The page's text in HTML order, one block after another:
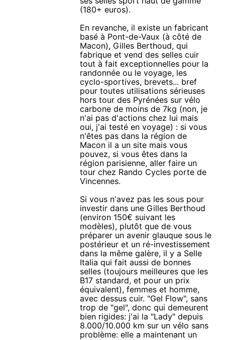
(180+ euros).
En revanche, il existe un fabricant
basé à Pont-de-Vaux (à côté de
Macon), Gilles Berthoud, qui
fabrique et vend des selles cuir
tout à fait exceptionnelles pour la
randonnée ou le voyage, les
cyclo-sportives, brevets... bref
pour toutes utilisations sérieuses
hors tour des Pyrénées sur vélo
carbone de moins de 7kg (non, je
n'ai pas d'actions chez lui mais
oui, j'ai testé en voyage) : si vous
n'êtes pas dans la région de
Macon il a un site mais vous
pouvez, si vous êtes dans la
région parisienne, aller faire un
tour chez Rando Cycles porte de
Vincennes.
Si vous n'avez pas les sous pour
investir dans une Gilles Berthoud
(environ 150€ suivant les
modèles), plutôt que de vous
préparer un avenir glauque sous le
postérieur et un ré-investissement
dans la même galère, il y a Selle
Italia qui fait aussi de bonnes
selles (toujours meilleures que les
B17 standard, et pour un prix
équivalent), femmes et homme,
avec dessus cuir. "Gel Flow", sans
trop de "gel", donc qui demeurent
bien rigides: j'ai la "Lady" depuis
8.000/10.000 km sur un vélo sans
problème: elle a maintenant un